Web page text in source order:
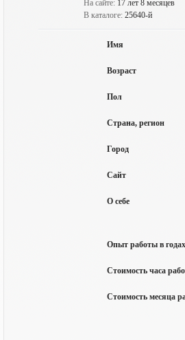
На сайте: 17 лет 8 месяцев
В каталоге: 25640-й
Имя
Возраст
Пол
Страна, регион
Город
Сайт
О себе
Опыт работы в
Стоимость часа
Стоимость месяца